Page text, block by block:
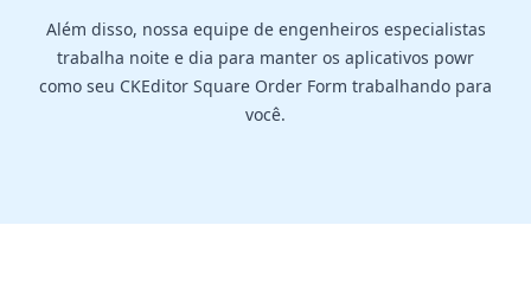
Além disso, nossa equipe de engenheiros especialistas
trabalha noite e dia para manter os aplicativos powr
como seu CKEditor Square Order Form trabalhando para
você.